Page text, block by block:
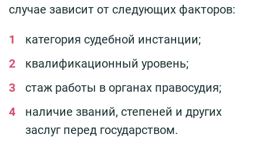
случае зависит от следующих факторов:
категория судебной инстанции;
квалификационный уровень;
стаж работы в органах правосудия;
наличие званий, степеней и других
заслуг перед государством.